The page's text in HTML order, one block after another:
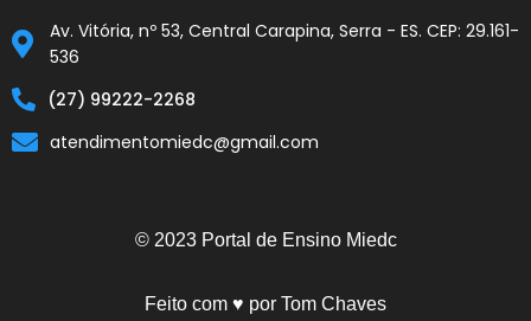
Av. Vitória, nº 53, Central Carapina, Serra - ES. CEP: 29.161-
536
(27) 99222-2268
atendimentomiedc@gmail.com
© 2023 Portal de Ensino Miedc
Feito com ♥ por Tom Chaves